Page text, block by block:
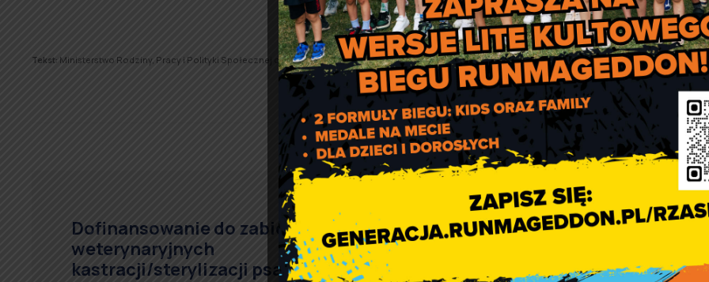
Tekst: Ministerstwo Rodziny, Pracy i Polityki Społecznej oraz Kancelaria Sejmu.
Dofinansowanie do zabiegów
weterynaryjnych
kastracji/sterylizacji psa/kota
Dzień Flagi